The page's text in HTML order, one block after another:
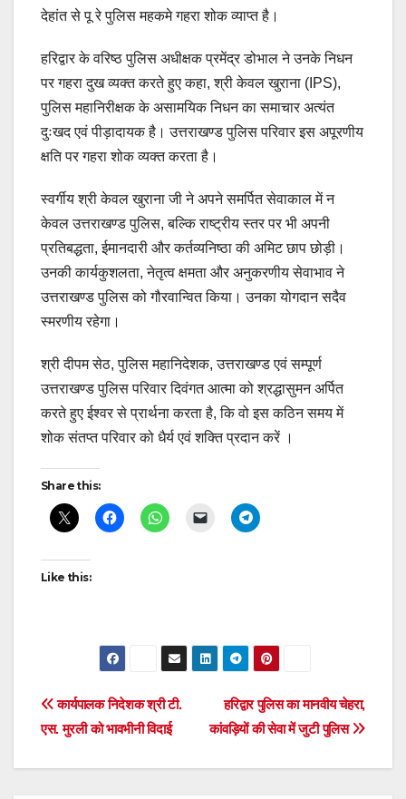
देहांत से पू रे पुलिस महकमे गहरा शोक व्याप्त है।
हरिद्वार के वरिष्ठ पुलिस अधीक्षक प्रमेंद्र डोभाल ने उनके निधन
पर गहरा दुख व्यक्त करते हुए कहा, श्री केवल खुराना (IPS),
पुलिस महानिरीक्षक के असामयिक निधन का समाचार अत्यंत
दुःखद एवं पीड़ादायक है। उत्तराखण्ड पुलिस परिवार इस अपूरणीय
क्षति पर गहरा शोक व्यक्त करता है।
स्वर्गीय श्री केवल खुराना जी ने अपने समर्पित सेवाकाल में न
केवल उत्तराखण्ड पुलिस, बल्कि राष्ट्रीय स्तर पर भी अपनी
प्रतिबद्धता, ईमानदारी और कर्तव्यनिष्ठा की अमिट छाप छोड़ी।
उनकी कार्यकुशलता, नेतृत्व क्षमता और अनुकरणीय सेवाभाव ने
उत्तराखण्ड पुलिस को गौरवान्वित किया। उनका योगदान सदैव
स्मरणीय रहेगा।
श्री दीपम सेठ, पुलिस महानिदेशक, उत्तराखण्ड एवं सम्पूर्ण
उत्तराखण्ड पुलिस परिवार दिवंगत आत्मा को श्रद्धासुमन अर्पित
करते हुए ईश्वर से प्रार्थना करता है, कि वो इस कठिन समय में
शोक संतप्त परिवार को धैर्य एवं शक्ति प्रदान करें ।
Share this:
Like this:
Post
navigation
हरिद्वार पुलिस का मानवीय चेहरा,
कांवड़ियों की सेवा में जुटी पुलिस
कार्यपालक निदेशक श्री टी.
एस. मुरली को भावभीनी विदाई